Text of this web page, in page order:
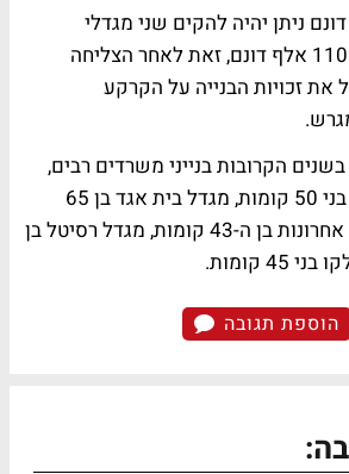
במתחם ששטחו 20 דונם ניתן יהיה להקים שני מגדלי
משרדים בשטח של 110 אלף דונם, זאת לאחר הצליחה
את זכויות הבנייה על הקרקע
הקרובות בנייני משרדים רבים,
דוגמת מגדלי תנובה בני 50 קומות, מגדל בית אגד בן 65
קומות, מגדל ידיעות אחרונות בן ה-43 קומות, מגדל רסיטל בן
הוספת תגובה